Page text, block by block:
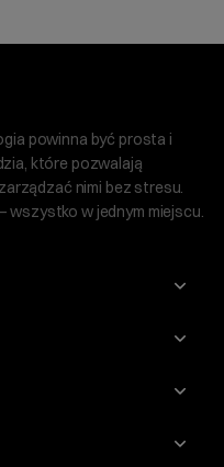
powinna być prosta i
które pozwalają
nimi bez stresu.
w jednym miejscu.